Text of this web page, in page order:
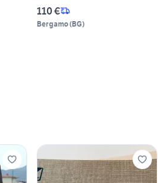
110 €
Bergamo(BG)